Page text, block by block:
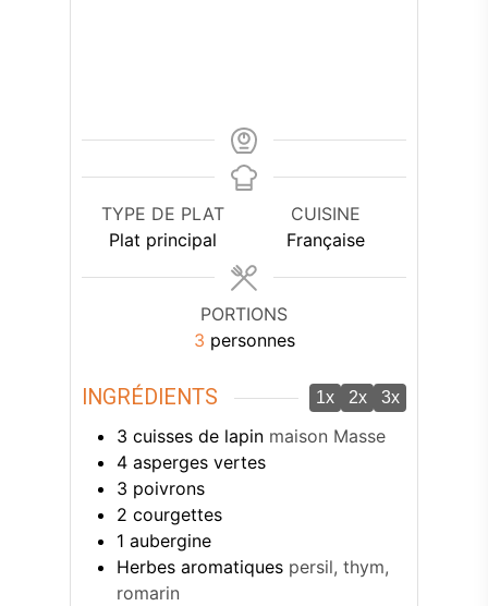
TYPE DE PLAT
Plat principal
CUISINE
Française
PORTIONS
3 personnes
INGRÉDIENTS 1x 2x 3x
3 cuisses de lapin maison Masse
4 asperges vertes
3 poivrons
2 courgettes
1 aubergine
Herbes aromatiques persil, thym,
romarin